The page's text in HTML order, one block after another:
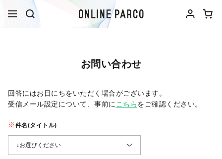
お問い合わせ
回答にはお日にちをいただく場合がございます。
受信メール設定について、事前に こちらをご確認ください。​
件名(タイトル)